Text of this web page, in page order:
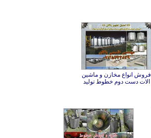
فروش انواع مخازن و ماشین
الات دست دوم خطوط تولید